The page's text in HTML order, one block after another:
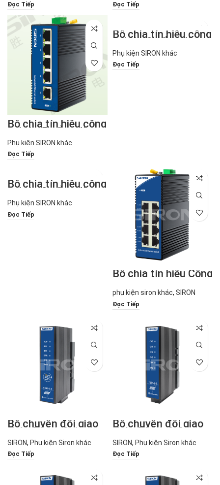
Đọc Tiếp Đọc Tiếp
Bộ chia tín hiệu công
nghiệp 5 cổng dòng
T380-2-C
Phụ kiện SIRON khác
Đọc Tiếp
Bộ chia tín hiệu công
nghiệp 8 cổng dòng
T380-3-C
Phụ kiện SIRON khác
Đọc Tiếp
Bộ chia tín hiệu công
nghiệp 8 cổng dòng
T380-3/T380-13
Phụ kiện SIRON khác
Đọc Tiếp
Bộ chia tín hiệu Công
Nghiệp: T380-13-C
phụ kiện siron khác, SIRON
Đọc Tiếp
Bộ chuyển đổi giao
thức T391-2-1
SIRON, Phụ kiện Siron khác
Đọc Tiếp
Bộ chuyển đổi giao
thức T391-2-2
SIRON, Phụ kiện Siron khác
Đọc Tiếp